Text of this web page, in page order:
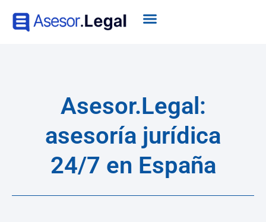
Asesor.Legal:
asesoría jurídica
24/7 en España